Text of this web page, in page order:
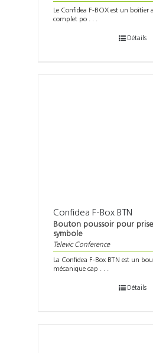
Le Confidea F-BOX est un boîtier
complet po . . .
Détails
Confidea F-Box BTN
Bouton poussoir pour
symbole
Televic Conference
La Confidea F-Box BTN est un
mécanique cap . . .
Détails